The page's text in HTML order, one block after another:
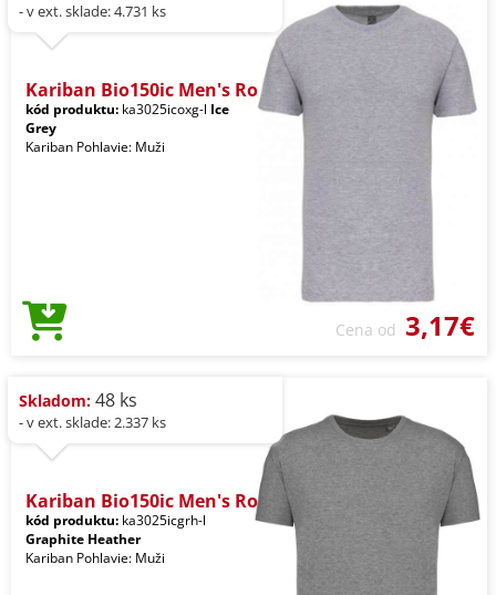
- v ext. sklade: 4.731 ks
Kariban Bio150ic Men's Ro
kód produktu: ka3025icoxg-l Ice
Grey
Kariban Pohlavie: Muži
Cena od 3,17€
Skladom: 48 ks
- v ext. sklade: 2.337 ks
Kariban Bio150ic Men's Ro
kód produktu: ka3025icgrh-l
Graphite Heather
Kariban Pohlavie: Muži